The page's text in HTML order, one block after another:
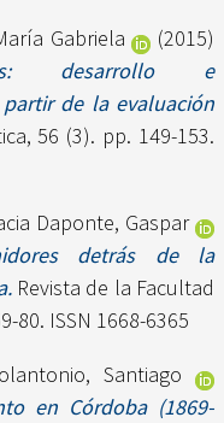
Gabriela
(2015)
desarrollo e
de la evaluación
56 (3). pp. 149-153.
Daponte, Gaspar
detrás de la
Revista de la Facultad
80. ISSN 1668-6365
Santiago
en Córdoba (1869-